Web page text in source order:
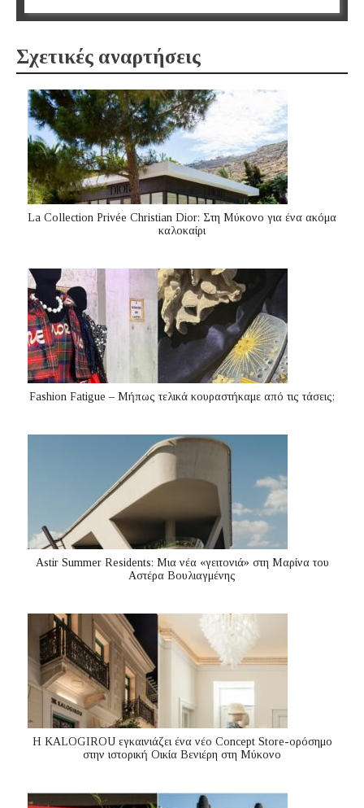
Σχετικές αναρτήσεις
La Collection Privée Christian Dior: Στη Μύκονο για ένα ακόμα
καλοκαίρι
Fashion Fatigue – Μήπως τελικά κουραστήκαμε από τις τάσεις;
Astir Summer Residents: Μια νέα «γειτονιά» στη Μαρίνα του
Αστέρα Βουλιαγμένης
Η KALOGIROU εγκαινιάζει ένα νέο Concept Store-ορόσημο
στην ιστορική Οικία Βενιέρη στη Μύκονο